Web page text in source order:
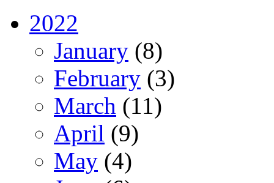
2022
January (8)
February (3)
March (11)
April (9)
May (4)